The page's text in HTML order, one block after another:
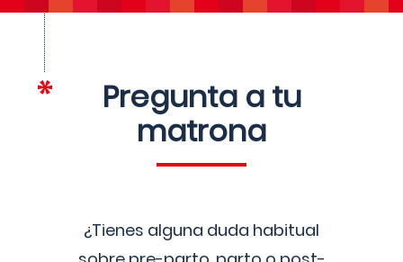
Pregunta a tu
matrona
¿Tienes alguna duda habitual